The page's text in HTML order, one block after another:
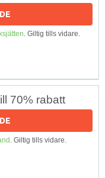
. Giltig tills vidare.
70% rabatt
. Giltig tills vidare.